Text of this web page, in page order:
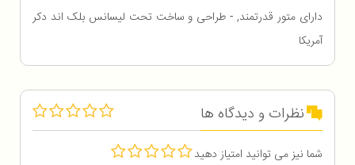
دارای متور قدرتمند, - طراحی و ساخت تحت لیسانس بلک اند دکر
آمریکا
نظرات و دیدگاه ها
شما نیز می توانید امتیاز دهید